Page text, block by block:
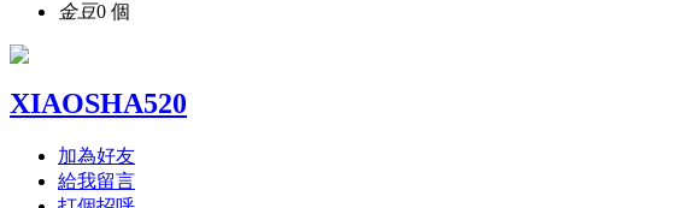
金豆0 個
XIAOSHA520
加為好友
給我留言